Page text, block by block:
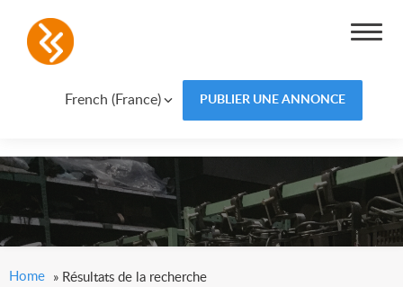
French (France) PUBLIER UNE ANNONCE
Home » Résultats de la recherche